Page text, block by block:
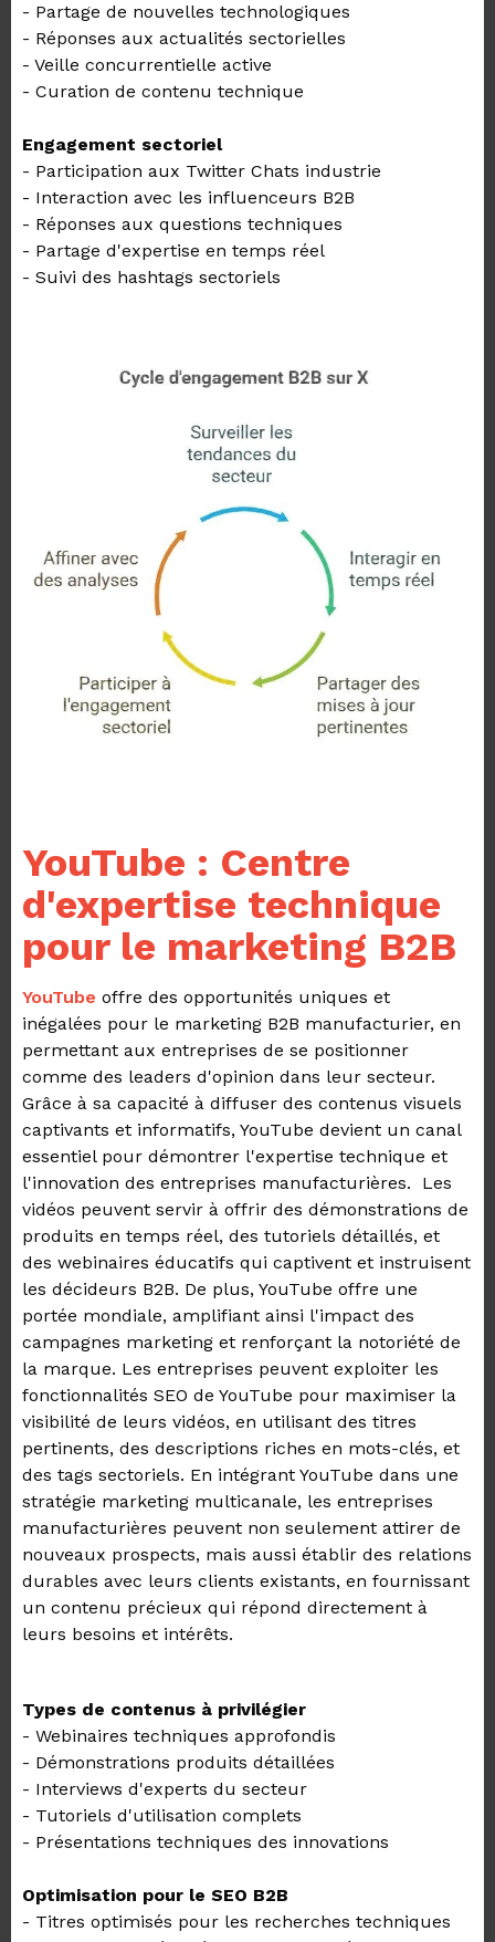
- Partage de nouvelles technologiques
- Réponses aux actualités sectorielles
- Veille concurrentielle active
- Curation de contenu technique
Engagement sectoriel
- Participation aux Twitter Chats industrie
- Interaction avec les influenceurs B2B
- Réponses aux questions techniques
- Partage d'expertise en temps réel
- Suivi des hashtags sectoriels
YouTube : Centre
d'expertise technique
pour le marketing B2B
YouTube offre des opportunités uniques et
inégalées pour le marketing B2B manufacturier, en
permettant aux entreprises de se positionner
comme des leaders d'opinion dans leur secteur.
Grâce à sa capacité à diffuser des contenus visuels
captivants et informatifs, YouTube devient un canal
essentiel pour démontrer l'expertise technique et
l'innovation des entreprises manufacturières. Les
vidéos peuvent servir à offrir des démonstrations de
produits en temps réel, des tutoriels détaillés, et
des webinaires éducatifs qui captivent et instruisent
les décideurs B2B. De plus, YouTube offre une
portée mondiale, amplifiant ainsi l'impact des
campagnes marketing et renforçant la notoriété de
la marque. Les entreprises peuvent exploiter les
fonctionnalités SEO de YouTube pour maximiser la
visibilité de leurs vidéos, en utilisant des titres
pertinents, des descriptions riches en mots-clés, et
des tags sectoriels. En intégrant YouTube dans une
stratégie marketing multicanale, les entreprises
manufacturières peuvent non seulement attirer de
nouveaux prospects, mais aussi établir des relations
durables avec leurs clients existants, en fournissant
un contenu précieux qui répond directement à
leurs besoins et intérêts.
Types de contenus à privilégier
- Webinaires techniques approfondis
- Démonstrations produits détaillées
- Interviews d'experts du secteur
- Tutoriels d'utilisation complets
- Présentations techniques des innovations
Optimisation pour le SEO B2B
- Titres optimisés pour les recherches techniques